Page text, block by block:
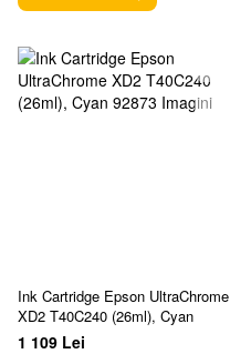
Ink Cartridge Epson UltraChrome
XD2 T40C240 (26ml), Cyan
1 109 Lei